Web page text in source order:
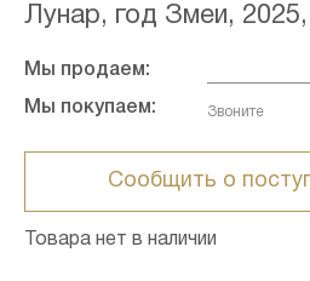
Лунар, год Змеи,
Мы продаем:
Мы покупаем: Звоните
Сообщить о
Товара нет в наличии